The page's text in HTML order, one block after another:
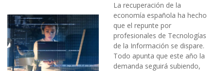
La recuperación de la
economía española ha hecho
que el repunte por
profesionales de Tecnologías
de la Información se dispare.
Todo apunta que este año la
demanda seguirá subiendo,